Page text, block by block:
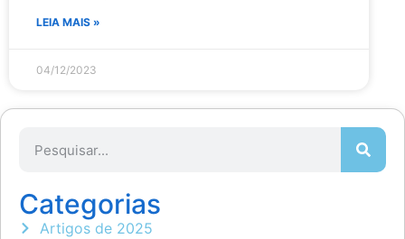
LEIA MAIS »
04/12/2023
Categorias
Artigos de 2025